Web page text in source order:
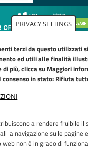
PRIVACY SETTINGS
terzi da questo utilizzati
ed utili alle finalità
di più, clicca su Maggiori
consenso in stato: Rifiuta
a rendere fruibile
la navigazione sulle pagine
non è in grado di
Restiamo in contatto
FacebookYouTube